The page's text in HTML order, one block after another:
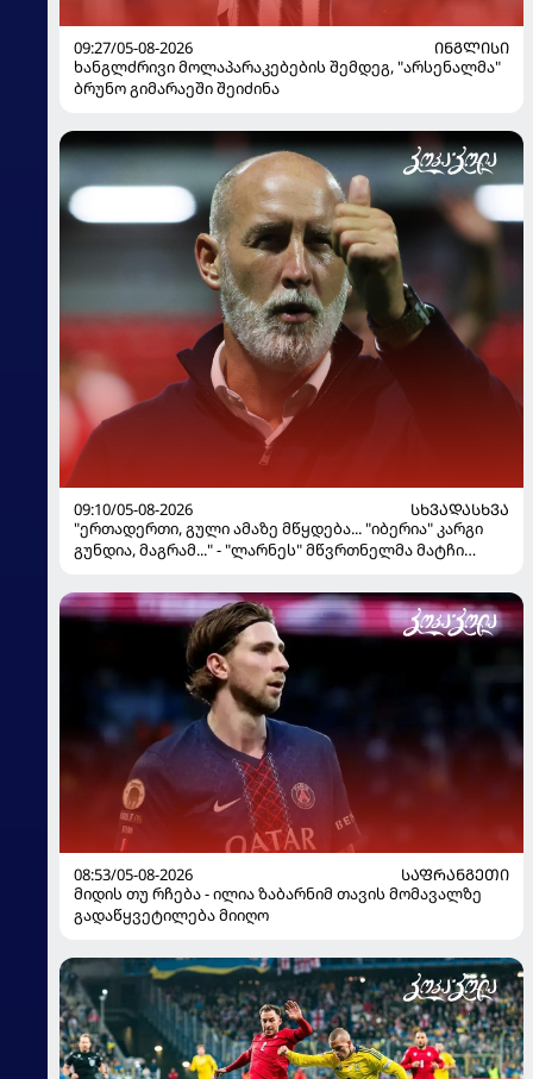
09:27/05-08-2026
ᲘᲜᲒᲚᲘᲡᲘ
ხანგლძრივი მოლაპარაკებების შემდეგ, "არსენალმა"
ბრუნო გიმარაეში შეიძინა
09:10/05-08-2026
ᲡᲮᲕᲐᲓᲐᲡᲮᲕᲐ
"ერთადერთი, გული ამაზე მწყდება... "იბერია" კარგი
გუნდია, მაგრამ..." - "ლარნეს" მწვრთნელმა მატჩი
მოჰყავს
08:53/05-08-2026
ᲡᲐᲤᲠᲐᲜᲒᲔᲗᲘ
მიდის თუ რჩება - ილია ზაბარნიმ თავის მომავალზე
გადაწყვეტილება მიიღო